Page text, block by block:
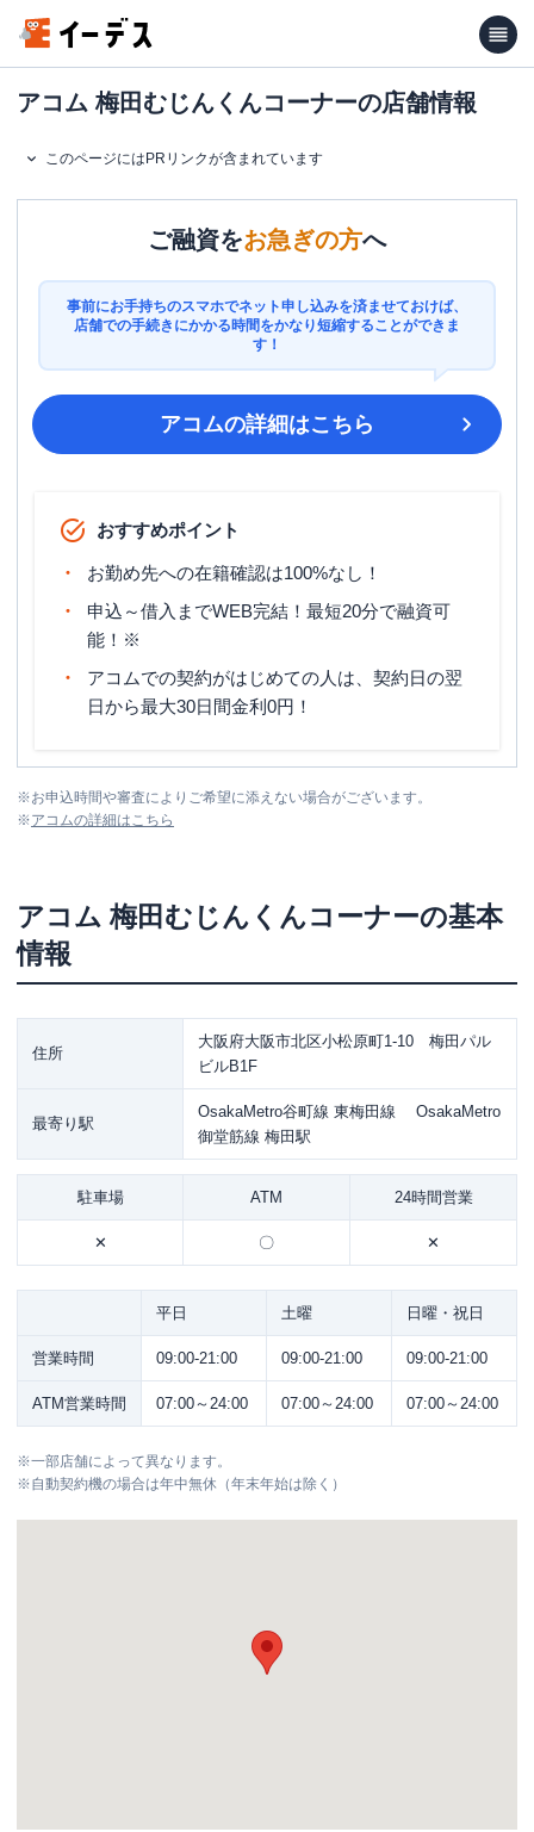
アコム 梅田むじんくんコーナーの店舗情報
このページにはPRリンクが含まれています
ご融資をお急ぎの方へ
事前にお手持ちのスマホでネット申し込みを済ませておけば、
店舗での手続きにかかる時間をかなり短縮することができま
す！
アコムの詳細はこちら
おすすめポイント
お勤め先への在籍確認は100%なし！
申込～借入までWEB完結！最短20分で融資可
能！※
アコムでの契約がはじめての人は、契約日の翌
日から最大30日間金利0円！
※お申込時間や審査によりご希望に添えない場合がございます。
※アコムの詳細はこちら
アコム 梅田むじんくんコーナーの基本
情報
住所
大阪府大阪市北区小松原町1-10 梅田パル
ビルB1F
最寄り駅
OsakaMetro谷町線 東梅田線 OsakaMetro
御堂筋線 梅田駅
駐車場 ATM 24時間営業
✕ 〇 ✕
平日 土曜 日曜・祝日
営業時間 09:00-21:00 09:00-21:00 09:00-21:00
ATM営業時間 07:00～24:00 07:00～24:00 07:00～24:00
※一部店舗によって異なります。
※自動契約機の場合は年中無休（年末年始は除く）